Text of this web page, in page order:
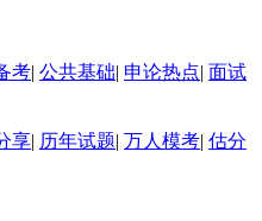
考| 公共基础| 申论热点| 面试
享| 历年试题| 万人模考| 估分